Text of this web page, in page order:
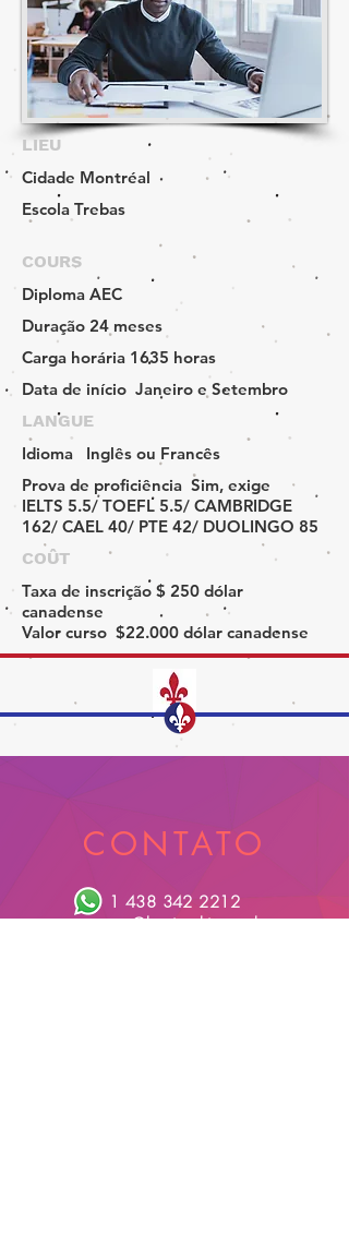
LIEU
Cidade Montréal
Escola Trebas
COURS
Diploma AEC
Duração 24 meses
Carga horária 1635 horas
Data de início Janeiro e Setembro
LANGUE
Idioma
Inglês ou Francês
Prova de proficiência Sim, exige
IELTS 5.5/ TOEFL 5.5/ CAMBRIDGE
162/ CAEL 40/ PTE 42/ DUOLINGO 85
COÛT
Taxa de inscrição $ 250 dólar
canadense
Valor curso $22.000 dólar canadense
CONTATO
1 438 342 2212
contato@bonjourhi.com.br